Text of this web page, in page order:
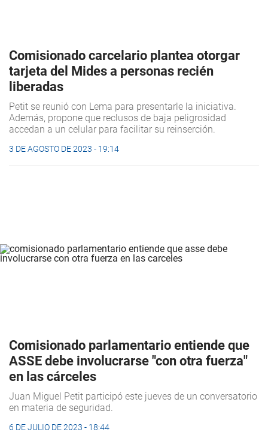
Comisionado carcelario plantea otorgar
tarjeta del Mides a personas recién
liberadas
Petit se reunió con Lema para presentarle la iniciativa.
Además, propone que reclusos de baja peligrosidad
accedan a un celular para facilitar su reinserción.
3 DE AGOSTO DE 2023 - 19:14
Comisionado parlamentario entiende que
ASSE debe involucrarse "con otra fuerza"
en las cárceles
Juan Miguel Petit participó este jueves de un conversatorio
en materia de seguridad.
6 DE JULIO DE 2023 - 18:44